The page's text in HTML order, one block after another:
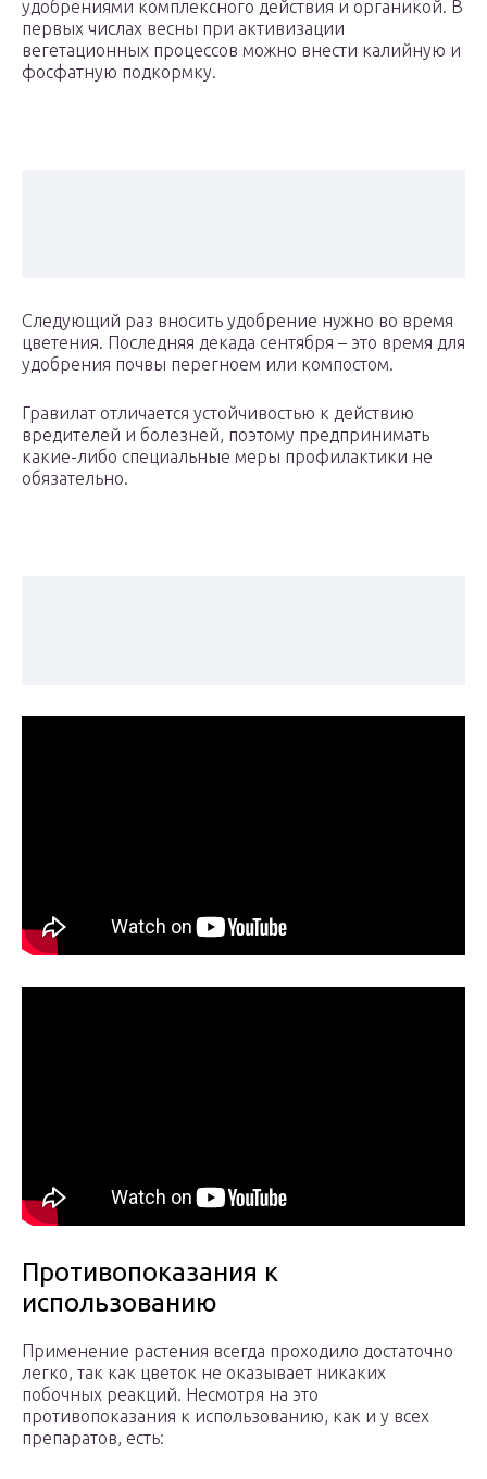
удобрениями комплексного действия и органикой. В
первых числах весны при активизации
вегетационных процессов можно внести калийную и
фосфатную подкормку.
Следующий раз вносить удобрение нужно во время
цветения. Последняя декада сентября – это время для
удобрения почвы перегноем или компостом.
Гравилат отличается устойчивостью к действию
вредителей и болезней, поэтому предпринимать
какие-либо специальные меры профилактики не
обязательно.
Противопоказания к
использованию
Применение растения всегда проходило достаточно
легко, так как цветок не оказывает никаких
побочных реакций. Несмотря на это
противопоказания к использованию, как и у всех
препаратов, есть: